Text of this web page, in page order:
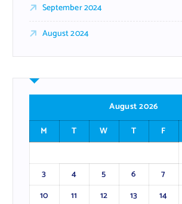
September 2024
August 2024
August 2026
M
T W T F
3
4 5 6 7
10
11 12 13 14